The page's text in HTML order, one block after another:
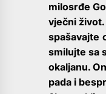
milosrđe
vječni
spašavajte
smilujte sa
okaljanu.
pada i